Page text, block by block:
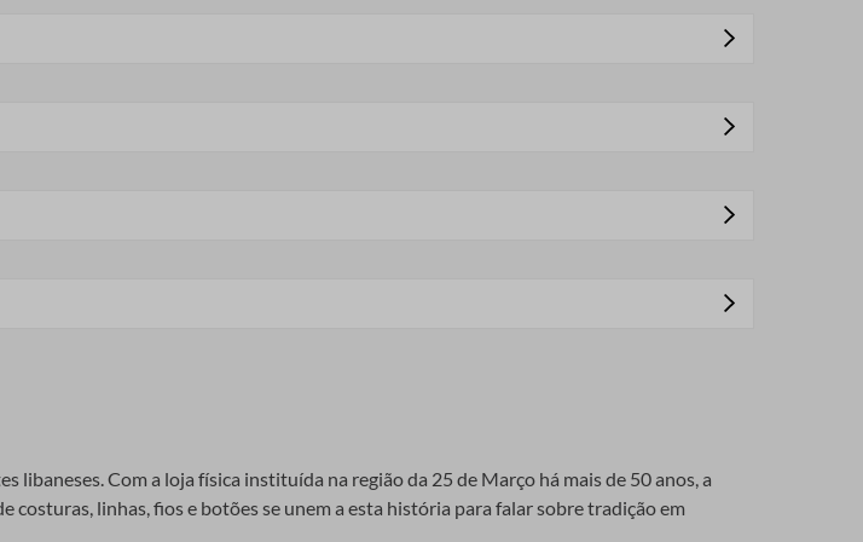
e fibras sintéticas, cada uma oferecendo características únicas, como durabilidade
perfeita para qualquer projeto. Desde cores vibrantes até tons pastéis, as fitas de
cartão para moldar os pompons. Escolha cores que combinem com o tema do seu
Com a loja física instituída na região da 25 de Março há mais de 50 anos, a
linhas, fios e botões se unem a esta história para falar sobre tradição em